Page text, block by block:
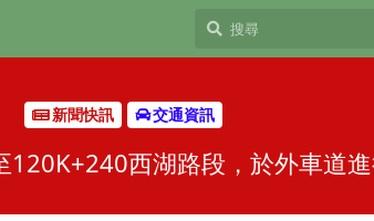
新聞快訊 交通資訊
西湖路段，於外車道進